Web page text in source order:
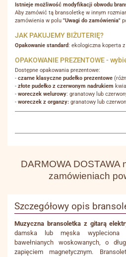
Istnieje możliwość modyfikacji obwodu
Aby zamówić tą bransoletkę w innym
zamówienia w polu "Uwagi do zamówienia"
JAK PAKUJEMY BIŻUTERIĘ?
Opakowanie standard: ekologiczna koperta
OPAKOWANIE PREZENTOWE -
Dostępne opakowania prezentowe:
- czarne klasyczne pudełko prezentowe
- złote pudełko z czerwonym nadrukiem
- woreczek welurowy: granatowy lub
- woreczek z organzy: granatowy lub
DARMOWA DOSTAWA
zamówieniach
Szczegółowy opis
Muzyczna bransoletka z gitarą
damska lub męska wypleciona
bawełnianych woskowanych, o
zapięciem magnetycznym.